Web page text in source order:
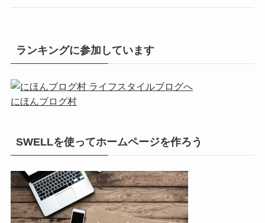
ランキングに参加しています
にほんブログ村
SWELLを使ってホームページを作ろう